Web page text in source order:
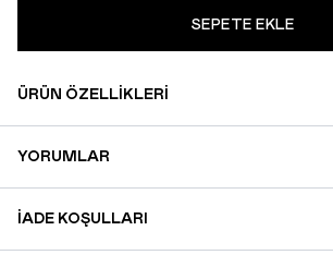
SEPETE EKLE
ÜRÜN ÖZELLIKLERI
YORUMLAR
İADE KOŞULLARI